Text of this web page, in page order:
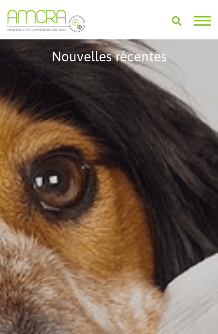
Nouvelles récentes